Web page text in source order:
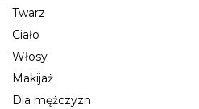
Twarz
Ciało
Włosy
Makijaż
Dla mężczyzn